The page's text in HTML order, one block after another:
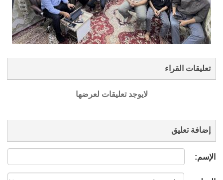
تعليقات القراء
لايوجد تعليقات لعرضها
إضافة تعليق
الإسم: